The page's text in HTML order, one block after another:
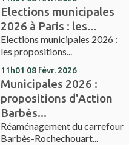
Elections municipales
2026 à Paris : les...
Elections municipales 2026 :
les propositions...
11h01 08 févr. 2026
Municipales 2026 :
propositions d'Action
Barbès...
Réaménagement du carrefour
Barbès-Rochechouart...